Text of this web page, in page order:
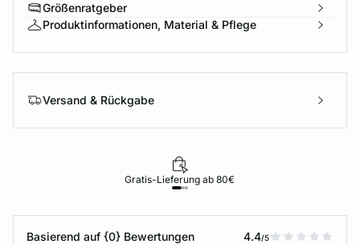
Größenratgeber
Produktinformationen, Material & Pflege
Versand & Rückgabe
Gratis-Lieferung ab 80€
Basierend auf {0} Bewertungen 4.4/5